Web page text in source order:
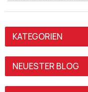
KATEGORIEN
NEUESTER BLOG